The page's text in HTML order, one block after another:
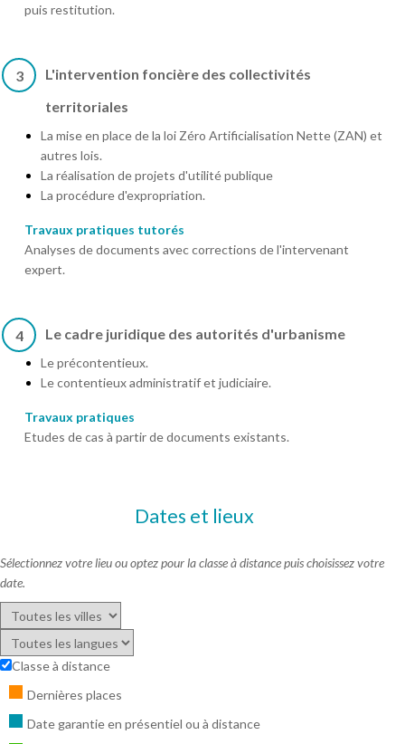
puis restitution.
3
L'intervention foncière des collectivités
territoriales
La mise en place de la loi Zéro Artificialisation Nette (ZAN) et
autres lois.
La réalisation de projets d'utilité publique
La procédure d'expropriation.
Travaux pratiques tutorés
Analyses de documents avec corrections de l'intervenant
expert.
4 Le cadre juridique des autorités d'urbanisme
Le précontentieux.
Le contentieux administratif et judiciaire.
Travaux pratiques
Etudes de cas à partir de documents existants.
Dates et lieux
Sélectionnez votre lieu ou optez pour la classe à distance puis choisissez votre
date.
Classe à distance
Dernières places
Date garantie en présentiel ou à distance